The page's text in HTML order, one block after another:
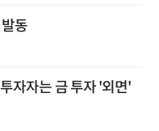
동
자자는 금 투자 '외면'